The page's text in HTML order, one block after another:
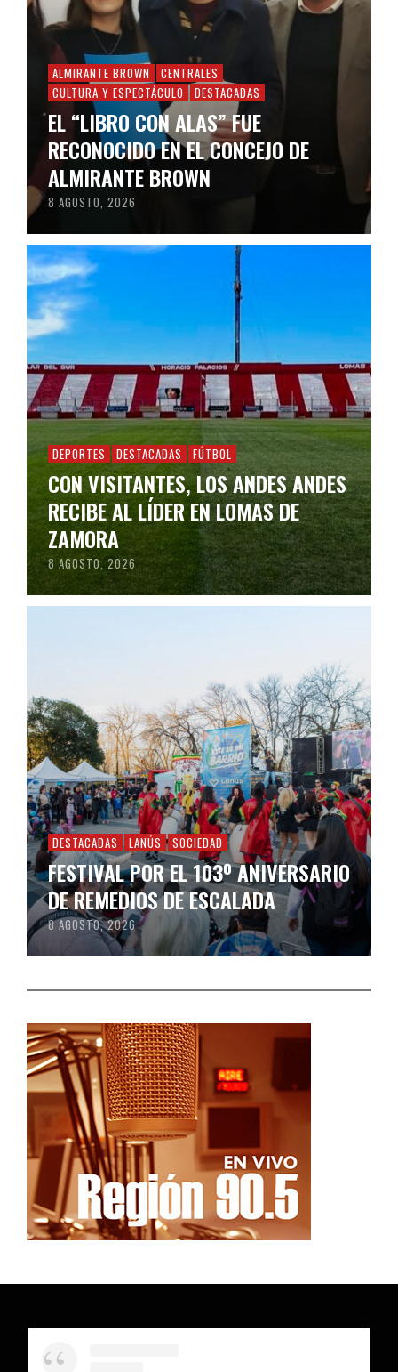
ALMIRANTE BROWN
CENTRALES
CULTURA Y ESPECTÁCULO
DESTACADAS
EL “LIBRO CON ALAS” FUE
RECONOCIDO EN EL CONCEJO DE
ALMIRANTE BROWN
8 AGOSTO, 2026
DEPORTES DESTACADAS FÚTBOL
CON VISITANTES, LOS ANDES ANDES
RECIBE AL LÍDER EN LOMAS DE
ZAMORA
8 AGOSTO, 2026
DESTACADAS LANÚS SOCIEDAD
FESTIVAL POR EL 103º ANIVERSARIO
DE REMEDIOS DE ESCALADA
8 AGOSTO, 2026